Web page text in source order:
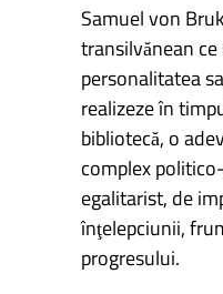
Samuel von
transilvănean
personalitatea
realizeze în
bibliotecă, o
complex
egalitarist, de
înţelepciunii,
progresului.